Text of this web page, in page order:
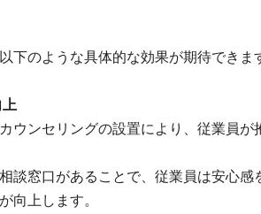
下のような具体的な効果が期待できま
ウンセリングの設置により、従業員が
談窓口があることで、従業員は安心感
向上します。